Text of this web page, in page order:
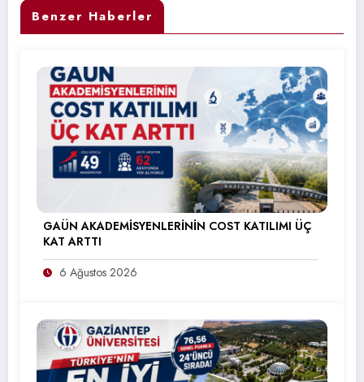
Benzer Haberler
GAÜN AKADEMİSYENLERİNİN COST KATILIMI ÜÇ
KAT ARTTI
6 Ağustos 2026